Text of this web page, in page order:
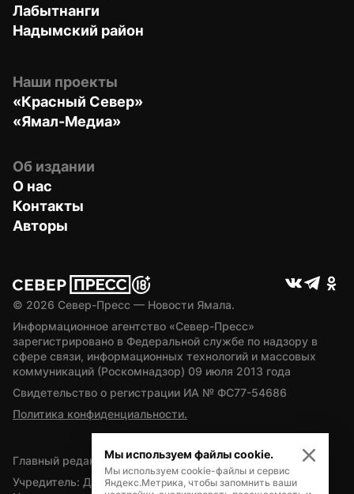
Лабытнанги
Надымский район
Наши проекты
«Красный Север»
«Ямал-Медиа»
Об издании
О нас
Контакты
Авторы
© 2026 Север-Пресс — Новости Ямала.
Информационное агентство «Север-Пресс»
зарегистрировано в Федеральной службе по надзору в
сфере связи, информационных технологий и массовых
коммуникаций (Роскомнадзор) 09 июля 2013 года
Свидетельство о регистрации ИА № ФС77-54686
Политика конфиденциальности.
Главный редактор — А.Л. Поздеев
Учредитель: Департамент внутренней политики Ямало-
Мы используем файлы cookie.
Мы используем cookie-файлы и сервис
Яндекс.Метрика, чтобы запомнить ваши